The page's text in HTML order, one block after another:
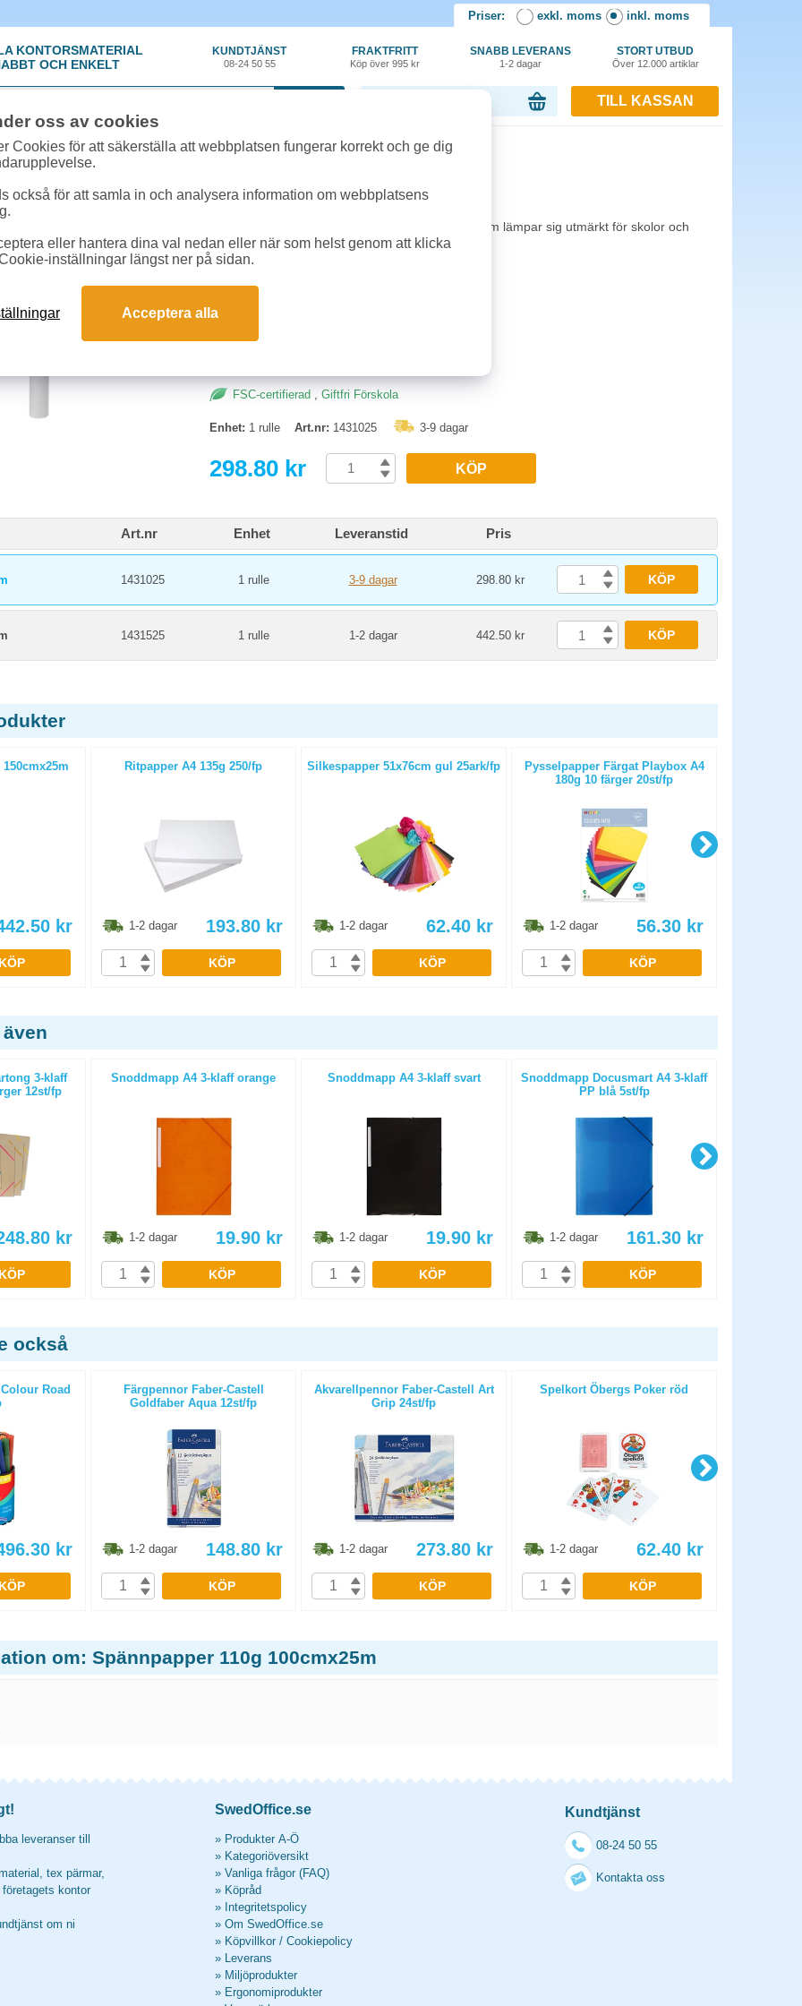
Priser: exkl. moms inkl. moms
KONTORSMATERIAL
OCH ENKELT
KUNDTJÄNST
08-24 50 55
FRAKTFRITT
Köp över 995 kr
SNABB LEVERANS
1-2 dagar
STORT UTBUD
Över 12.000 artiklar
TILL KASSAN
»Papper & Kartong»Spännpapper 110g 100cmx25m
Spännpapper 110g 100cmx25m
Spännpapper är ett enkelt skiss- och ritpapper som lämpar sig utmärkt för skolor och
förskolar. Passar både torra och våta färger.
Mått:100cm x 25m
FSC-certifierad , Giftfri Förskola
Enhet: 1 rulle Art.nr: 1431025 3-9 dagar
298.80 kr KÖP
Art.nr Enhet Leveranstid Pris
1431025 1 rulle 3-9 dagar 298.80 kr KÖP
1431525 1 rulle 1-2 dagar 442.50 kr KÖP
kr
KÖP
Ritpapper A4 135g 250/fp
1-2 dagar 193.80 kr
KÖP
Silkespapper 51x76cm gul 25ark/fp
1-2 dagar 62.40 kr
KÖP
Pysselpapper Färgat Playbox A4
180g 10 färger 20st/fp
1-2 dagar 56.30 kr
KÖP
3-klaff
12st/fp
kr
KÖP
Snoddmapp A4 3-klaff orange
1-2 dagar 19.90 kr
KÖP
Snoddmapp A4 3-klaff svart
1-2 dagar 19.90 kr
KÖP
Snoddmapp Docusmart A4 3-klaff
PP blå 5st/fp
1-2 dagar 161.30 kr
KÖP
också
Road
kr
KÖP
Färgpennor Faber-Castell
Goldfaber Aqua 12st/fp
1-2 dagar 148.80 kr
KÖP
Akvarellpennor Faber-Castell Art
Grip 24st/fp
1-2 dagar 273.80 kr
KÖP
Spelkort Öbergs Poker röd
1-2 dagar 62.40 kr
KÖP
om: Spännpapper 110g 100cmx25m
leveranser till
tex pärmar,
kontor
om ni
SwedOffice.se
» Produkter A-Ö
» Kategoriöversikt
» Vanliga frågor (FAQ)
» Köpråd
» Integritetspolicy
» Om SwedOffice.se
» Köpvillkor / Cookiepolicy
» Leverans
» Miljöprodukter
» Ergonomiprodukter
Kundtjänst
08-24 50 55
Kontakta oss
oss av cookies
Cookies för att säkerställa att webbplatsen fungerar korrekt och ge dig
också för att samla in och analysera information om webbplatsens
eller hantera dina val nedan eller när som helst genom att klicka
inställningar längst ner på sidan.
Acceptera alla